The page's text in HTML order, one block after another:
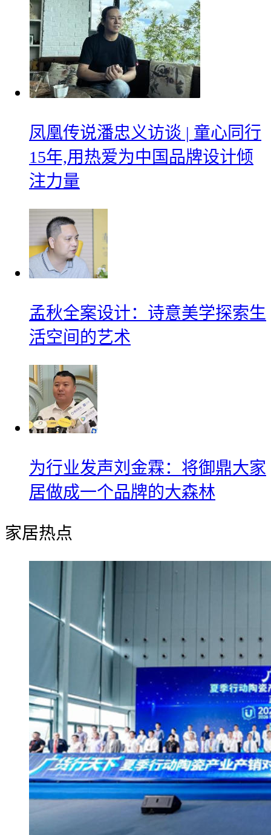
凤凰传说潘忠义访谈 | 童心同行
15年,用热爱为中国品牌设计倾
注力量
孟秋全案设计：诗意美学探索生
活空间的艺术
为行业发声刘金霖：将御鼎大家
居做成一个品牌的大森林
家居热点